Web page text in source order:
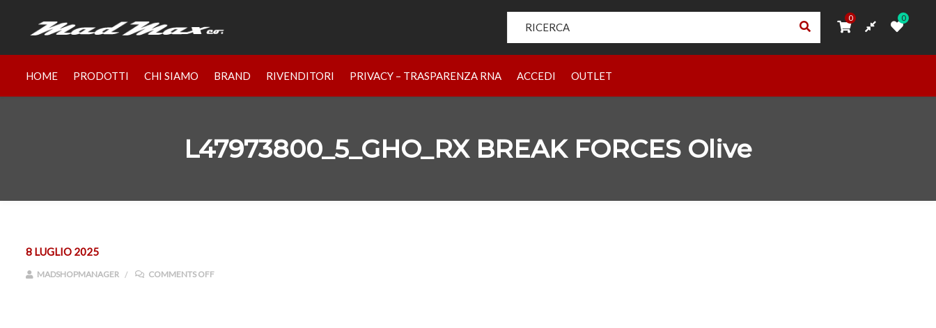
0 0
HOME PRODOTTI CHI SIAMO BRAND RIVENDITORI PRIVACY – TRASPARENZA RNA ACCEDI OUTLET
0 0
HOME PRODOTTI CHI SIAMO BRAND RIVENDITORI
L47973800_5_GHO_RX BREAK FORCES Olive
8 LUGLIO 2025
MADSHOPMANAGER COMMENTS OFFON L47973800_5_GHO_RX BREAK FORCES OLIVE